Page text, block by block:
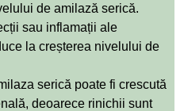
de amilază serică.
sau inflamații ale
la creșterea nivelului de
serică poate fi crescută
deoarece rinichii sunt